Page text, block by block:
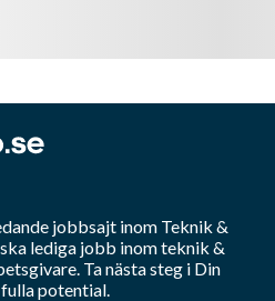
jobbsajt inom Teknik &
lediga jobb inomteknik &
Ta nästa steg i Din
potential.